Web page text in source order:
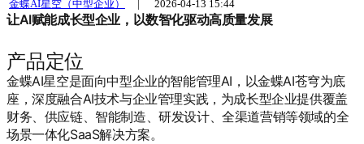
金蝶AI星空（中型企业） | 2026-04-13 15:44
让AI赋能成长型企业，以数智化驱动高质量发展
产品定位
金蝶AI星空是面向中型企业的智能管理AI，以金蝶AI苍穹为底
座，深度融合AI技术与企业管理实践，为成长型企业提供覆盖
财务、供应链、智能制造、研发设计、全渠道营销等领域的全
场景一体化SaaS解决方案。